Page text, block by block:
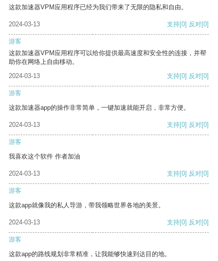
这款加速器VPM应用程序已经为我们带来了无限的隐私和自由。
2024-03-13 支持[0] 反对[0]
游客
这款加速器VPM应用程序可以给你提供最高速度和安全性的连接，并帮
助你在网络上自由移动。
2024-03-13
支持[0] 反对[0]
游客
这款加速器app的操作非常简单，一键加速就能开启，非常方便。
2024-03-13 支持[0] 反对[0]
游客
我喜欢这个软件 作者加油
2024-03-13 支持[0] 反对[0]
游客
这款app就像我的私人导游，带我领略世界各地的美景。
2024-03-13 支持[0] 反对[0]
游客
这款app的路线规划非常精准，让我能够快速到达目的地。